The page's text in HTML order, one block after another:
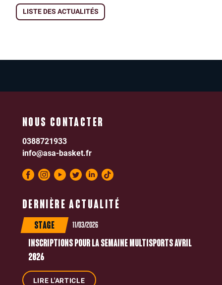
LISTE DES ACTUALITÉS
DERNIÈRE ACTUALITÉ
STAGE 11/03/2026
INSCRIPTIONS POUR LA SEMAINE MULTISPORTS AVRIL
2026
LIRE L'ARTICLE
NOUS CONTACTER
0388721933
info@asa-basket.fr